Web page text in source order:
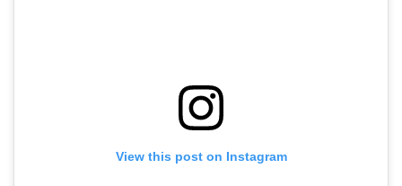
View this post on Instagram